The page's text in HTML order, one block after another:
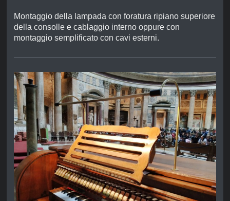
Montaggio della lampada con foratura ripiano superiore
della consolle e cablaggio interno oppure con
montaggio semplificato con cavi esterni.